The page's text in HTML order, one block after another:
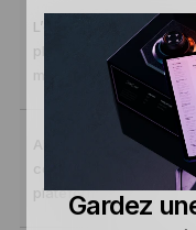
L’offre gratuite couvre la
plupart des blockchains
majeures
Alertes en temps réel
couvrant plusieurs
plateformes
Gardez